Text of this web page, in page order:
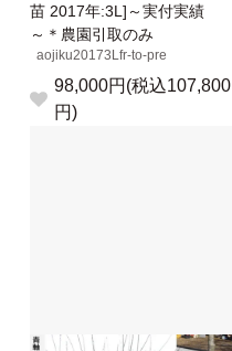
苗 2017年:3L]～実付実績
～＊農園引取のみ
aojiku20173Lfr-to-pre
98,000円(税込107,800
円)